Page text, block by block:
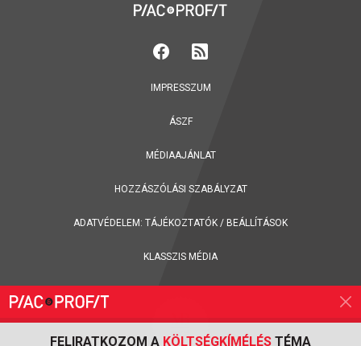
FELIRATKOZOM A KÖLTSÉGKÍMÉLÉS TÉMA
IMPRESSZUM
ÁSZF
MÉDIAAJÁNLAT
HOZZÁSZÓLÁSI SZABÁLYZAT
ADATVÉDELEM: TÁJÉKOZTATÓK / BEÁLLÍTÁSOK
KLASSZIS MÉDIA